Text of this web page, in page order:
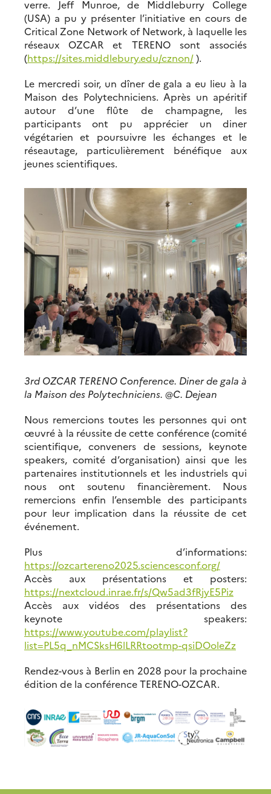
verre. Jeff Munroe, de Middleburry College
(USA) a pu y présenter l’initiative en cours de
Critical Zone Network of Network, à laquelle les
réseaux OZCAR et TERENO sont associés
(https://sites.middlebury.edu/cznon/).
Le mercredi soir, un dîner de gala a eu lieu à la
Maison des Polytechniciens. Après un apéritif
autour d’une flûte de champagne, les
participants ont pu apprécier un diner
végétarien et poursuivre les échanges et le
réseautage, particulièrement bénéfique aux
jeunes scientifiques.
3rd OZCAR TERENO Conference. Diner de gala à
la Maison des Polytechniciens. @C. Dejean
Nous remercions toutes les personnes qui ont
œuvré à la réussite de cette conférence (comité
scientifique, conveners de sessions, keynote
speakers, comité d’organisation) ainsi que les
partenaires institutionnels et les industriels qui
nous ont soutenu financièrement. Nous
remercions enfin l’ensemble des participants
pour leur implication dans la réussite de cet
événement.
Plus d’informations:
https://ozcartereno2025.sciencesconf.org/
Accès aux présentations et posters:
https://nextcloud.inrae.fr/s/Qw5ad3fRjyE5Piz
Accès aux vidéos des présentations des
keynote speakers:
https://www.youtube.com/playlist?
list=PL5q_nMCSksH6lLRRtootmp-qsiDOoleZz
Rendez-vous à Berlin en 2028 pour la prochaine
édition de la conférence TERENO-OZCAR.